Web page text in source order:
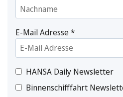
E-Mail Adresse*
HANSA Daily Newsletter
Binnenschifffahrt